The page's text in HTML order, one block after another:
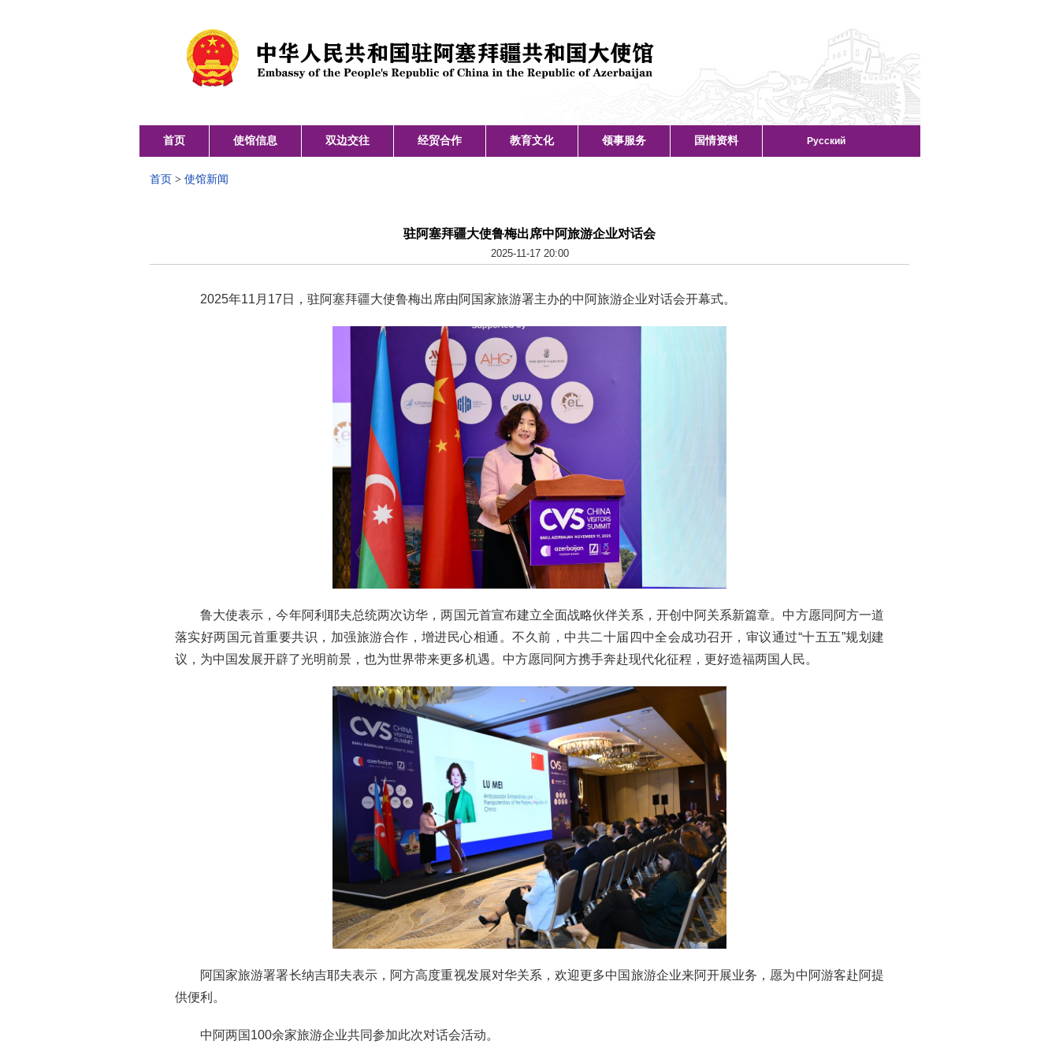
首页 使馆信息 双边交往 经贸合作 教育文化 领事服务 国情资料 Русский
首页 > 使馆新闻
驻阿塞拜疆大使鲁梅出席中阿旅游企业对话会
2025-11-17 20:00
2025年11月17日，驻阿塞拜疆大使鲁梅出席由阿国家旅游署主办的中阿旅游企业对话会开幕式。
鲁大使表示，今年阿利耶夫总统两次访华，两国元首宣布建立全面战略伙伴关系，开创中阿关系新篇章。中方愿同阿方一道
落实好两国元首重要共识，加强旅游合作，增进民心相通。不久前，中共二十届四中全会成功召开，审议通过“十五五”规划建
议，为中国发展开辟了光明前景，也为世界带来更多机遇。中方愿同阿方携手奔赴现代化征程，更好造福两国人民。
阿国家旅游署署长纳吉耶夫表示，阿方高度重视发展对华关系，欢迎更多中国旅游企业来阿开展业务，愿为中阿游客赴阿提
供便利。
中阿两国100余家旅游企业共同参加此次对话会活动。